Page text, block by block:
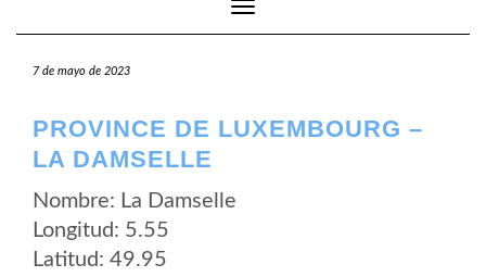
Cambiar modo de navegación
7 de mayo de 2023
PROVINCE DE LUXEMBOURG –
LA DAMSELLE
Nombre: La Damselle
Longitud: 5.55
Latitud: 49.95